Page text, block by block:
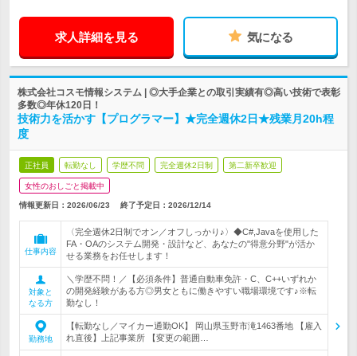
求人詳細を見る 気になる
株式会社コスモ情報システム | ◎大手企業との取引実績有◎高い技術で表彰
多数◎年休120日！
技術力を活かす【プログラマー】★完全週休2日★残業月20h程
度
正社員 転勤なし 学歴不問 完全週休2日制 第二新卒歓迎
女性のおしごと掲載中
情報更新日：2026/06/23 終了予定日： 2026/12/14
仕事内容
〈完全週休2日制でオン／オフしっかり♪〉◆C#,Javaを使用した
FA・OAのシステム開発・設計など、あなたの"得意分野"が活か
せる業務をお任せします！
対象と
なる方
＼学歴不問！／【必須条件】普通自動車免許・C、C++いずれか
の開発経験がある方◎男女ともに働きやすい職場環境です♪※転
勤なし！
勤務地
【転勤なし／マイカー通勤OK】 岡山県玉野市滝1463番地 【雇入
れ直後】上記事業所 【変更の範囲…